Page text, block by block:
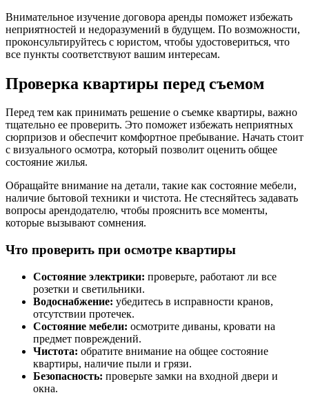
Внимательное изучение договора аренды поможет избежать
неприятностей и недоразумений в будущем. По возможности,
проконсультируйтесь с юристом, чтобы удостовериться, что
все пункты соответствуют вашим интересам.
Проверка квартиры перед съемом
Перед тем как принимать решение о съемке квартиры, важно
тщательно ее проверить. Это поможет избежать неприятных
сюрпризов и обеспечит комфортное пребывание. Начать стоит
с визуального осмотра, который позволит оценить общее
состояние жилья.
Обращайте внимание на детали, такие как состояние мебели,
наличие бытовой техники и чистота. Не стесняйтесь задавать
вопросы арендодателю, чтобы прояснить все моменты,
которые вызывают сомнения.
Что проверить при осмотре квартиры
Состояние электрики: проверьте, работают ли все
розетки и светильники.
Водоснабжение: убедитесь в исправности кранов,
отсутствии протечек.
Состояние мебели: осмотрите диваны, кровати на
предмет повреждений.
Чистота: обратите внимание на общее состояние
квартиры, наличие пыли и грязи.
Безопасность: проверьте замки на входной двери и
окна.